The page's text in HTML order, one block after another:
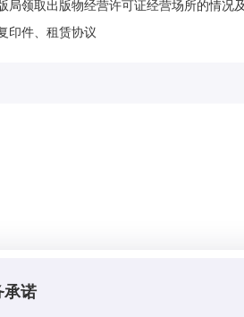
局领取出版物经营许可证经营场所的情况
印件、租赁协议
承诺